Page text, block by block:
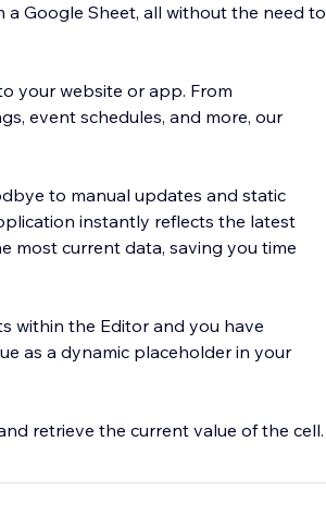
Google Sheet, all without the need to
your website or app. From
event schedules, and more, our
to manual updates and static
instantly reflects the latest
most current data, saving you time
within the Editor and you have
as a dynamic placeholder in your
retrieve the current value of the cell.